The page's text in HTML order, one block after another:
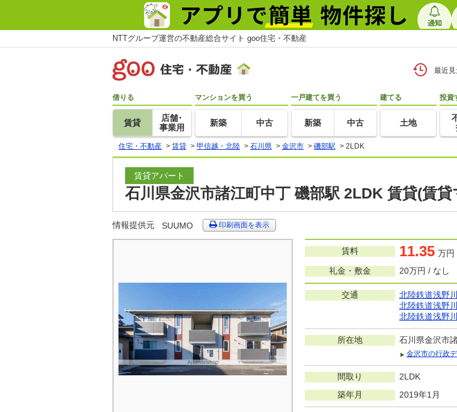
NTTグループ運営の不動産総合サイト goo住宅・不動産
最近
借りる
賃貸
店舗･
事業用
マンションを買う
新築 中古
一戸建てを買う
新築 中古
建てる
土地
投資
住宅・不動産 > 賃貸 > 甲信越・北陸 > 石川県 > 金沢市 > 磯部駅 > 2LDK
賃貸アパート
石川県金沢市諸江町中丁 磯部駅 2LDK 賃貸(賃
情報提供元 SUUMO 印刷画面を表示
賃料 11.35 万
礼金・敷金
20万円 / なし
交通 北陸鉄道浅野
北陸鉄道浅野
北陸鉄道浅野
所在地 石川県金沢市
金沢市の行政
間取り 2LDK
築年月 2019年1月